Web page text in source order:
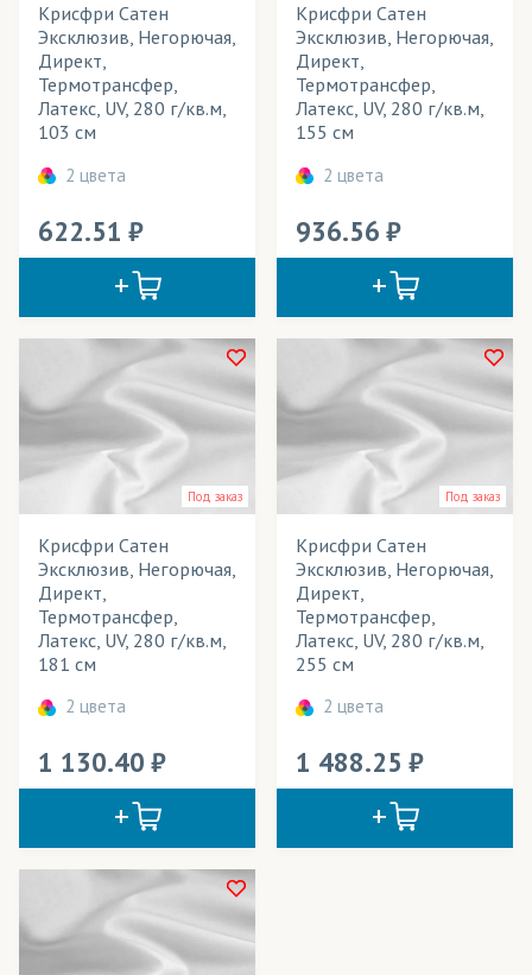
Дисплей
Канва
Крисфри
Лайтбокс
Мартиндейл
Сальса
Самба
Саундтекс
Таффета
Флажная сетка
Эко Сатен
Экспандбл
Применение в изделиях
Тип товара
Цвет
Крисфри Сатен
Эксклюзив, Негорючая,
Директ,
Термотрансфер,
Латекс, UV, 280 г/кв.м,
103 см
2 цвета
622.51
Крисфри Сатен
Эксклюзив, Негорючая,
Директ,
Термотрансфер,
Латекс, UV, 280 г/кв.м,
155 см
2 цвета
936.56
Под заказ
Крисфри Сатен
Эксклюзив, Негорючая,
Директ,
Термотрансфер,
Латекс, UV, 280 г/кв.м,
181 см
2 цвета
1 130.40
Под заказ
Крисфри Сатен
Эксклюзив, Негорючая,
Директ,
Термотрансфер,
Латекс, UV, 280 г/кв.м,
255 см
2 цвета
1 488.25